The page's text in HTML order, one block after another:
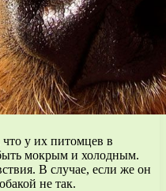
что у их питомцев в
мокрым и холодным.
В случае, если же он
не так.